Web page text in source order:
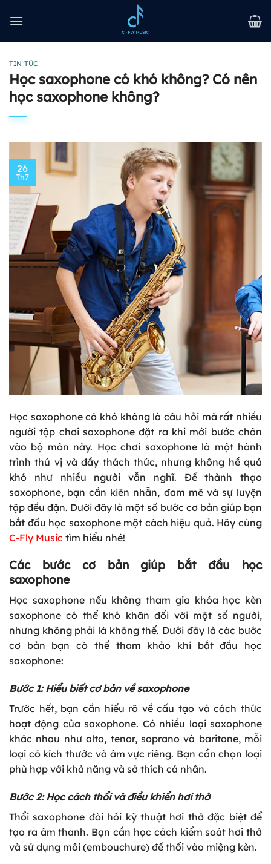
qua
TIN TỨC
Học saxophone có khó không? Có nên
học saxophone không?
26
Th7
Học saxophone có khó không là câu hỏi mà rất nhiều
người tập chơi saxophone đặt ra khi mới bước chân
vào bộ môn này. Học chơi saxophone là một hành
trình thú vị và đầy thách thức, nhưng không hề quá
khó như nhiều người vẫn nghĩ. Để thành thạo
saxophone, bạn cần kiên nhẫn, đam mê và sự luyện
tập đều đặn. Dưới đây là một số bước cơ bản giúp bạn
bắt đầu học saxophone một cách hiệu quả. Hãy cùng
C-Fly Music tìm hiểu nhé!
Các bước cơ bản giúp bắt đầu học
saxophone
Học saxophone nếu không tham gia khóa học kèn
saxophone có thể khó khăn đối với một số người,
nhưng không phải là không thể. Dưới đây là các bước
cơ bản bạn có thể tham khảo khi bắt đầu học
saxophone:
Bước 1: Hiểu biết cơ bản về saxophone
Trước hết, bạn cần hiểu rõ về cấu tạo và cách thức
hoạt động của saxophone. Có nhiều loại saxophone
khác nhau như alto, tenor, soprano và baritone, mỗi
loại có kích thước và âm vực riêng. Bạn cần chọn loại
phù hợp với khả năng và sở thích cá nhân.
Bước 2: Học cách thổi và điều khiển hơi thở
Thổi saxophone đòi hỏi kỹ thuật hơi thở đặc biệt để
tạo ra âm thanh. Bạn cần học cách kiểm soát hơi thở
và sử dụng môi (embouchure) để thổi vào miệng kèn.